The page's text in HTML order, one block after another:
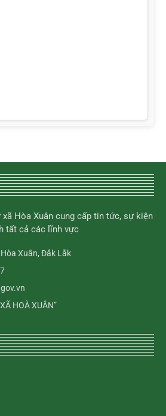
Hòa Xuân cung cấp tin tức, sự kiện
tất cả các lĩnh vực
Xuân, Đắk Lắk
HOÀ XUÂN”